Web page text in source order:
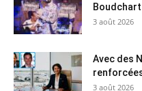
3 août 2026
Avec des
3 août 2026